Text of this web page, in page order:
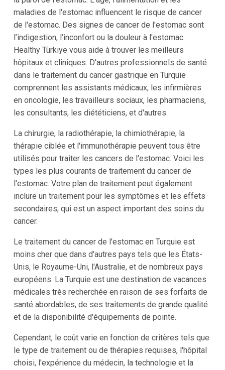
maladies de l'estomac influencent le risque de cancer
de l'estomac. Des signes de cancer de l'estomac sont
l’indigestion, l’inconfort ou la douleur à l'estomac.
Healthy Türkiye vous aide à trouver les meilleurs
hôpitaux et cliniques. D'autres professionnels de santé
dans le traitement du cancer gastrique en Turquie
comprennent les assistants médicaux, les infirmières
en oncologie, les travailleurs sociaux, les pharmaciens,
les consultants, les diététiciens, et d'autres.
La chirurgie, la radiothérapie, la chimiothérapie, la
thérapie ciblée et l'immunothérapie peuvent tous être
utilisés pour traiter les cancers de l'estomac. Voici les
types les plus courants de traitement du cancer de
l'estomac. Votre plan de traitement peut également
inclure un traitement pour les symptômes et les effets
secondaires, qui est un aspect important des soins du
cancer.
Le traitement du cancer de l'estomac en Turquie est
moins cher que dans d'autres pays tels que les États-
Unis, le Royaume-Uni, l'Australie, et de nombreux pays
européens. La Turquie est une destination de vacances
médicales très recherchée en raison de ses forfaits de
santé abordables, de ses traitements de grande qualité
et de la disponibilité d'équipements de pointe.
Cependant, le coût varie en fonction de critères tels que
le type de traitement ou de thérapies requises, l'hôpital
choisi, l'expérience du médecin, la technologie et la